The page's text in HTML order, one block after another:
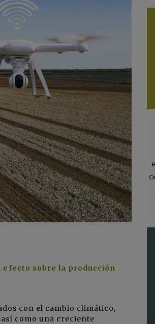
sobre la producción
con el cambio climático,
como una creciente